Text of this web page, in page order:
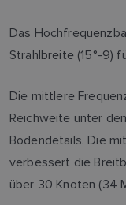
Das
Strahlbreite (15°-9)
Die mittlere
Reichweite unter
Bodendetails. Die
verbessert die
über 30 Knoten (34